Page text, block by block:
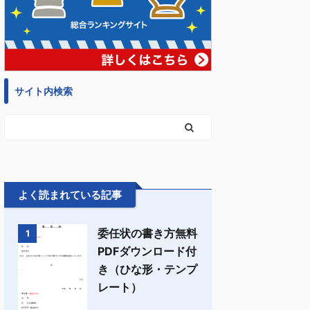
サイト内検索
よく読まれている記事
1
委任状の書き方無料
PDFダウンロード付
き（ひな形・テンプ
レート）